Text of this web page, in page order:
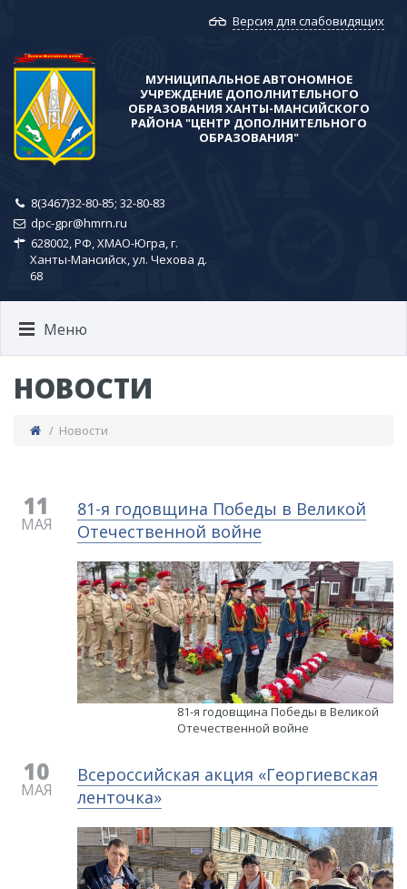
Версия для слабовидящих
МУНИЦИПАЛЬНОЕ АВТОНОМНОЕ
УЧРЕЖДЕНИЕ ДОПОЛНИТЕЛЬНОГО
ОБРАЗОВАНИЯ ХАНТЫ-МАНСИЙСКОГО
РАЙОНА​ "ЦЕНТР ДОПОЛНИТЕЛЬНОГО
ОБРАЗОВАНИЯ"
8(3467)32-80-85; ​32-80-83
dpc-gpr@hmrn.ru
628002, РФ, ХМАО-Югра, г.
Ханты-Мансийск, ул. Чехова д.
68
Меню
НОВОСТИ
/ Новости
11
МАЯ
81-я годовщина Победы в Великой
Отечественной войне
81-я годовщина Победы в Великой
Отечественной войне
10
МАЯ
Всероссийская акция «Георгиевская
ленточка»